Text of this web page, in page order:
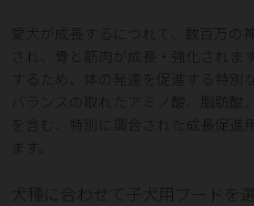
愛犬が成長するにつれて、数百万の
され、骨と筋肉が成長・強化されま
するため、体の発達を促進する特別
バランスの取れたアミノ酸、脂肪酸
を含む、特別に調合された成長促進
ます。
犬種に合わせて子犬用フードを